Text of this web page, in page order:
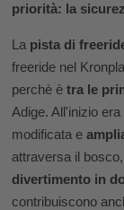
priorità: la
La pista di
freeride nel
perchè ètra le
Adige. All'inizio
modificata e
attraversa il
divertimento in
contribuiscono